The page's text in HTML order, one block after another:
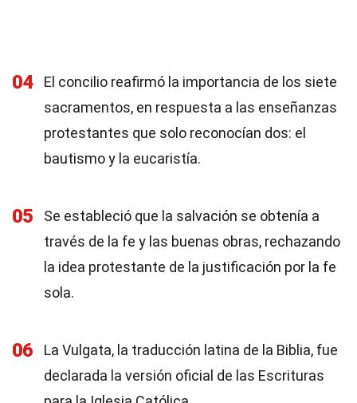
04
El concilio reafirmó la importancia de los siete
sacramentos, en respuesta a las enseñanzas
protestantes que solo reconocían dos: el
bautismo y la eucaristía.
05
Se estableció que la salvación se obtenía a
través de la fe y las buenas obras, rechazando
la idea protestante de la justificación por la fe
sola.
06
La Vulgata, la traducción latina de la Biblia, fue
declarada la versión oficial de las Escrituras